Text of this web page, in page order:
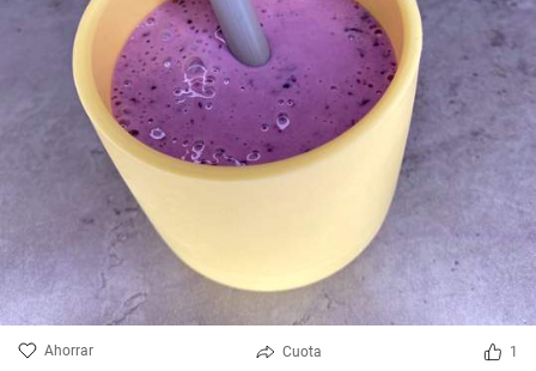
Ahorrar Cuota 1